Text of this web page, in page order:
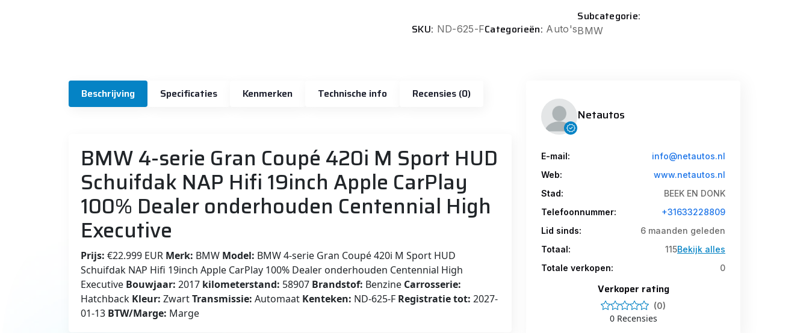
SKU: ND-625-FCategorieën: Auto's
Subcategorie:
BMW
Beschrijving Specificaties Kenmerken Technische info Recensies (0)
BMW 4-serie Gran Coupé 420i M Sport HUD
Schuifdak NAP Hifi 19inch Apple CarPlay
100% Dealer onderhouden Centennial High
Executive
Prijs: €22.999 EUR Merk: BMW Model: BMW 4-serie Gran Coupé 420i M Sport HUD
Schuifdak NAP Hifi 19inch Apple CarPlay 100% Dealer onderhouden Centennial High
Executive Bouwjaar: 2017 kilometerstand: 58907 Brandstof: Benzine Carrosserie:
Hatchback Kleur: ZwartTransmissie: Automaat Kenteken: ND-625-F Registratie tot: 2027-
01-13 BTW/Marge: Marge
Netautos
E-mail:
info@netautos.nl
Web:
www.netautos.nl
Stad:
BEEK EN DONK
Telefoonnummer:
+31633228809
Lid sinds:
6 maanden geleden
Totaal:
115Bekijk alles
Totale verkopen:
0
Verkoper rating
(0)
0 Recensies